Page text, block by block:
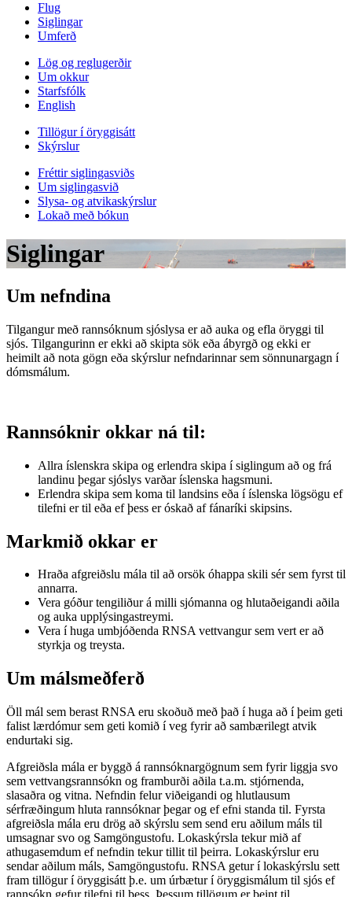
Flug
Siglingar
Umferð
Lög og reglugerðir
Um okkur
Starfsfólk
English
Tillögur í öryggisátt
Skýrslur
Fréttir siglingasviðs
Um siglingasvið
Slysa- og atvikaskýrslur
Lokað með bókun
Siglingar
Um nefndina
Tilgangur með rannsóknum sjóslysa er að auka og efla öryggi til
sjós. Tilgangurinn er ekki að skipta sök eða ábyrgð og ekki er
heimilt að nota gögn eða skýrslur nefndarinnar sem sönnunargagn í
dómsmálum.
Rannsóknir okkar ná til:
Allra íslenskra skipa og erlendra skipa í siglingum að og frá
landinu þegar sjóslys varðar íslenska hagsmuni.
Erlendra skipa sem koma til landsins eða í íslenska lögsögu ef
tilefni er til eða ef þess er óskað af fánaríki skipsins.
Markmið okkar er
Hraða afgreiðslu mála til að orsök óhappa skili sér sem fyrst til
annarra.
Vera góður tengiliður á milli sjómanna og hlutaðeigandi aðila
og auka upplýsingastreymi.
Vera í huga umbjóðenda RNSA vettvangur sem vert er að
styrkja og treysta.
Um málsmeðferð
Öll mál sem berast RNSA eru skoðuð með það í huga að í þeim geti
falist lærdómur sem geti komið í veg fyrir að sambærilegt atvik
endurtaki sig.
Afgreiðsla mála er byggð á rannsóknargögnum sem fyrir liggja svo
sem vettvangsrannsókn og framburði aðila t.a.m. stjórnenda,
slasaðra og vitna. Nefndin felur viðeigandi og hlutlausum
sérfræðingum hluta rannsóknar þegar og ef efni standa til. Fyrsta
afgreiðsla mála eru drög að skýrslu sem send eru aðilum máls til
umsagnar svo og Samgöngustofu. Lokaskýrsla tekur mið af
athugasemdum ef nefndin tekur tillit til þeirra. Lokaskýrslur eru
sendar aðilum máls, Samgöngustofu. RNSA getur í lokaskýrslu sett
fram tillögur í öryggisátt þ.e. um úrbætur í öryggismálum til sjós ef